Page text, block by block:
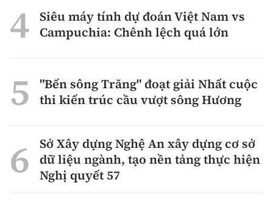
Siêu máy tính dự đoán Việt Nam vs
Campuchia: Chênh lệch quá lớn
"Bến sông Trăng" đoạt giải Nhất cuộc
thi kiến trúc cầu vượt sông Hương
Sở Xây dựng Nghệ An xây dựng cơ sở
dữ liệu ngành, tạo nền tảng thực hiện
Nghị quyết 57